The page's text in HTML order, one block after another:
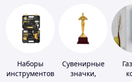
Наборы
инструментов
Сувенирные
значки,